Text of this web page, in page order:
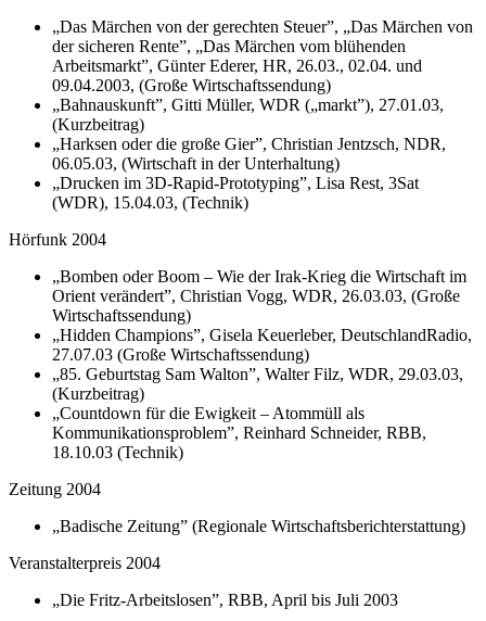
„Das Märchen von der gerechten Steuer”, „Das Märchen von
der sicheren Rente”, „Das Märchen vom blühenden
Arbeitsmarkt”, Günter Ederer, HR, 26.03., 02.04. und
09.04.2003, (Große Wirtschaftssendung)
„Bahnauskunft”, Gitti Müller, WDR („markt”), 27.01.03,
(Kurzbeitrag)
„Harksen oder die große Gier”, Christian Jentzsch, NDR,
06.05.03, (Wirtschaft in der Unterhaltung)
„Drucken im 3D-Rapid-Prototyping”, Lisa Rest, 3Sat
(WDR), 15.04.03, (Technik)
Hörfunk 2004
„Bomben oder Boom – Wie der Irak-Krieg die Wirtschaft im
Orient verändert”, Christian Vogg, WDR, 26.03.03, (Große
Wirtschaftssendung)
„Hidden Champions”, Gisela Keuerleber, DeutschlandRadio,
27.07.03 (Große Wirtschaftssendung)
„85. Geburtstag Sam Walton”, Walter Filz, WDR, 29.03.03,
(Kurzbeitrag)
„Countdown für die Ewigkeit – Atommüll als
Kommunikationsproblem”, Reinhard Schneider, RBB,
18.10.03 (Technik)
Zeitung 2004
„Badische Zeitung” (Regionale Wirtschaftsberichterstattung)
Veranstalterpreis 2004
„Die Fritz-Arbeitslosen”, RBB, April bis Juli 2003